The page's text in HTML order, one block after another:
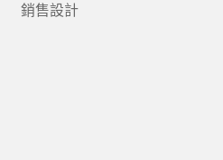
銷售設計